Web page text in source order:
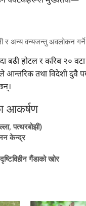
र अन्य वन्यजन्तु अवलोकन
बढी होटल र करिब २० वटा
तथा विदेशी दुवै
आकर्षण
पत्थरबोझी)
केन्द्र
गैंडाको खोर